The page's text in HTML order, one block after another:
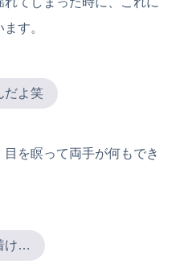
す。
だよ笑
を瞑って両手が何もでき
け…